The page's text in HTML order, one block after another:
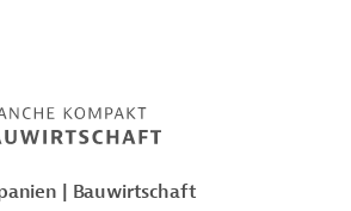
| Bauwirtschaft